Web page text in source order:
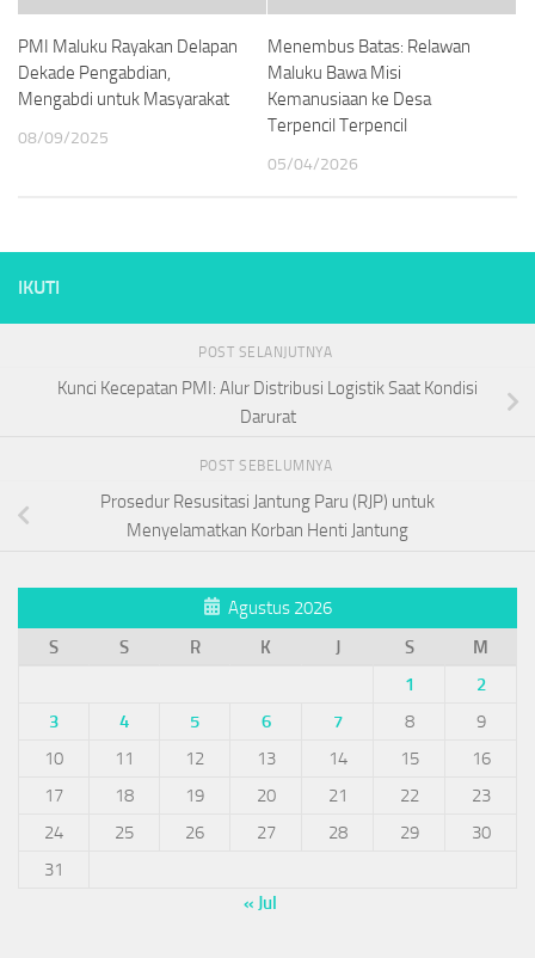
PMI Maluku Rayakan Delapan
Dekade Pengabdian,
Mengabdi untuk Masyarakat
08/09/2025
Menembus Batas: Relawan
Maluku Bawa Misi
Kemanusiaan ke Desa
Terpencil Terpencil
05/04/2026
IKUTI
POST SELANJUTNYA
Kunci Kecepatan PMI: Alur Distribusi Logistik Saat Kondisi
Darurat
POST SEBELUMNYA
Prosedur Resusitasi Jantung Paru (RJP) untuk
Menyelamatkan Korban Henti Jantung
Agustus 2026
S
S R K J S
M
1
2
3
4 5 6 7 8
9
10
11 12 13 14 15
16
17
18 19 20 21 22
23
24
25 26 27 28 29
30
31
« Jul